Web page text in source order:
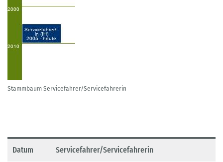
Stammbaum Servicefahrer/Servicefahrerin
Datum Servicefahrer/Servicefahrerin